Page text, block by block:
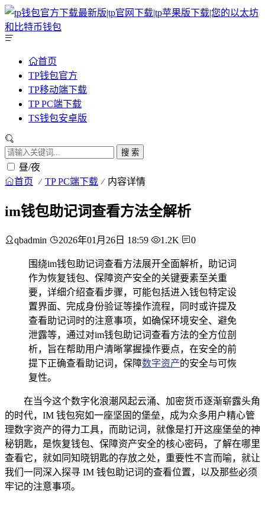
首页
TP钱包官方
TP移动端下载
TP PC端下载
TS钱包安卓版
搜 索
昼/夜
首页 TP PC端下载 内容详情
im钱包助记词查看方法全解析
qbadmin 2026年01月26日 18:59 1.2K 0
围绕im钱包助记词查看方法展开全面解析，助记词
作为恢复钱包、保障资产安全的关键要素至关重
要，详细介绍查看步骤，可能包括进入钱包特定设
置界面、完成身份验证等操作流程，同时或许提及
查看助记词时的注意事项，如确保环境安全、避免
泄露等，通过对im钱包助记词查看方法的全方位剖
析，旨在帮助用户清晰掌握操作要点，在安全的前
提下正确查看助记词，保障数字资产的安全与可恢
复性。
在当今这个数字化浪潮风起云涌、加密货币逐渐崭露头角
的时代，IM 钱包宛如一座坚固的堡垒，成为众多用户精心管
理数字资产的得力工具，而助记词，就像是打开这座堡垒的神
秘钥匙，是恢复钱包、保障资产安全的核心密码，了解在哪里
查看它，就如同知晓钥匙的存放之处，重要性不言而喻，就让
我们一同深入探寻 IM 钱包助记词的查看位置，以及那些必须
牢记的注意事项。